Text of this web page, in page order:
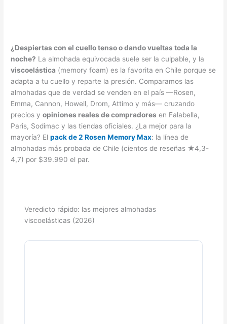
¿Despiertas con el cuello tenso o dando vueltas toda la
noche? La almohada equivocada suele ser la culpable, y la
viscoelástica (memory foam) es la favorita en Chile porque se
adapta a tu cuello y reparte la presión. Comparamos las
almohadas que de verdad se venden en el país —Rosen,
Emma, Cannon, Howell, Drom, Attimo y más— cruzando
precios yopiniones reales de compradores en Falabella,
Paris, Sodimac y las tiendas oficiales. ¿La mejor para la
mayoría? Elpack de 2 Rosen Memory Max: la línea de
almohadas más probada de Chile (cientos de reseñas ★4,3-
4,7) por $39.990 el par.
Veredicto rápido: las mejores almohadas
viscoelásticas (2026)